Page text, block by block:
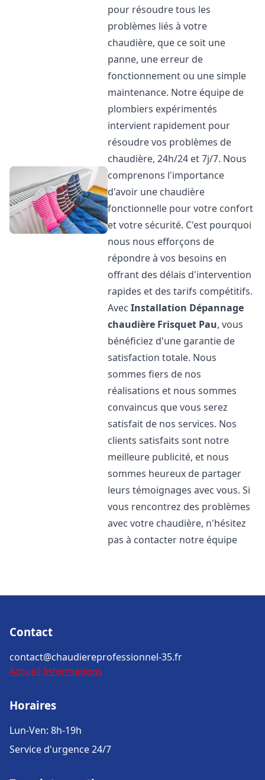
pour résoudre tous les
problèmes liés à votre
chaudière, que ce soit une
panne, une erreur de
fonctionnement ou une simple
maintenance. Notre équipe de
plombiers expérimentés
intervient rapidement pour
résoudre vos problèmes de
chaudière, 24h/24 et 7j/7. Nous
comprenons l'importance
d'avoir une chaudière
fonctionnelle pour votre confort
et votre sécurité. C'est pourquoi
nous nous efforçons de
répondre à vos besoins en
offrant des délais d'intervention
rapides et des tarifs compétitifs.
AvecInstallation Dépannage
chaudière Frisquet Pau, vous
bénéficiez d'une garantie de
satisfaction totale. Nous
sommes fiers de nos
réalisations et nous sommes
convaincus que vous serez
satisfait de nos services. Nos
clients satisfaits sont notre
meilleure publicité, et nous
sommes heureux de partager
leurs témoignages avec vous. Si
vous rencontrez des problèmes
avec votre chaudière, n'hésitez
pas à contacter notre équipe
Contact
contact@chaudiereprofessionnel-35.fr
Accueil Informations
Horaires
Lun-Ven: 8h-19h
Service d'urgence 24/7